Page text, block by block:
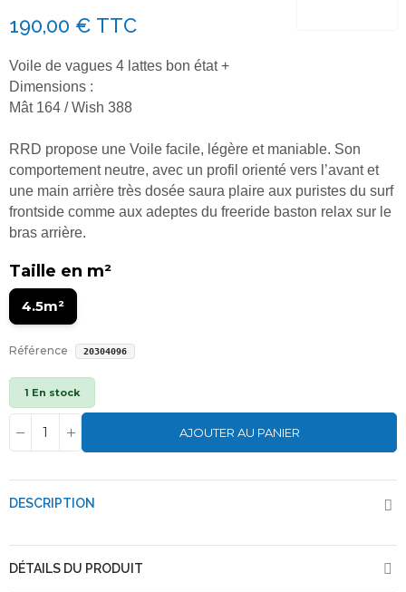
190,00 € TTC
Voile de vagues 4 lattes bon état +
Dimensions :
Mât 164 / Wish 388
RRD propose une Voile facile, légère et maniable. Son
comportement neutre, avec un profil orienté vers l’avant et
une main arrière très dosée saura plaire aux puristes du surf
frontside comme aux adeptes du freeride baston relax sur le
bras arrière.
Taille en m²
4.5m²
Référence 20304096
1 En stock
AJOUTER AU PANIER
DESCRIPTION
DÉTAILS DU PRODUIT